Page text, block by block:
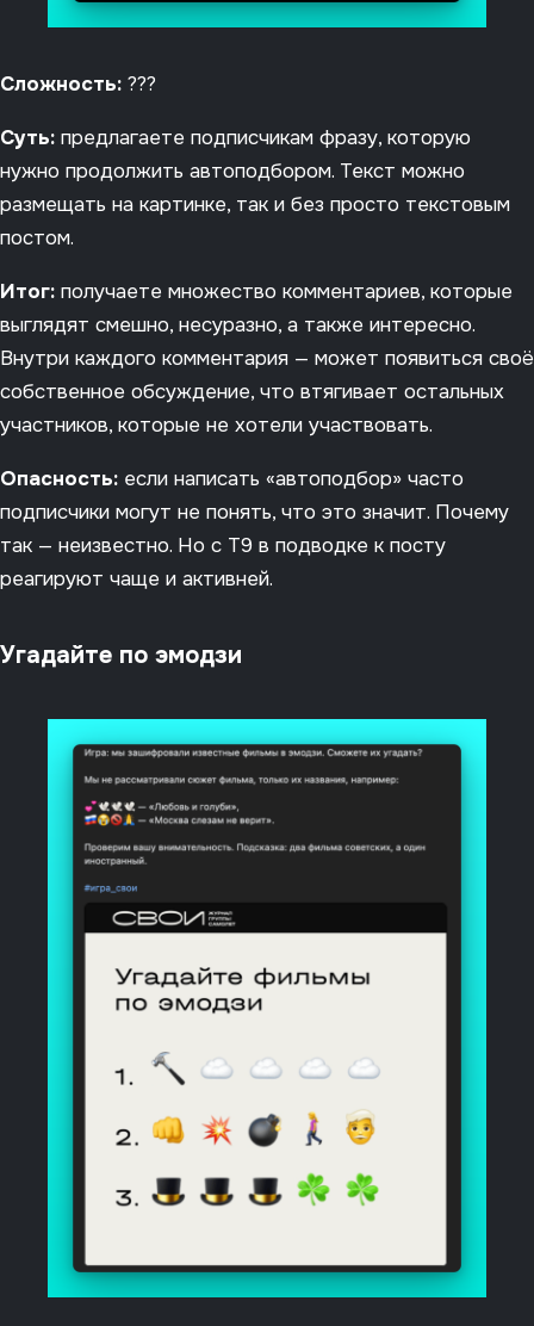
Сложность: ???
Суть: предлагаете подписчикам фразу, которую
нужно продолжить автоподбором. Текст можно
размещать на картинке, так и без просто текстовым
постом.
Итог: получаете множество комментариев, которые
выглядят смешно, несуразно, а также интересно.
Внутри каждого комментария — может появиться своё
собственное обсуждение, что втягивает остальных
участников, которые не хотели участвовать.
Опасность: если написать «автоподбор» часто
подписчики могут не понять, что это значит. Почему
так — неизвестно. Но с Т9 в подводке к посту
реагируют чаще и активней.
Угадайте по эмодзи